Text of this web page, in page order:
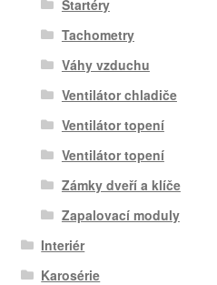
Startéry
Tachometry
Váhy vzduchu
Ventilátor chladiče
Ventilátor topení
Ventilátor topení
Zámky dveří a klíče
Zapalovací moduly
Interiér
Karosérie